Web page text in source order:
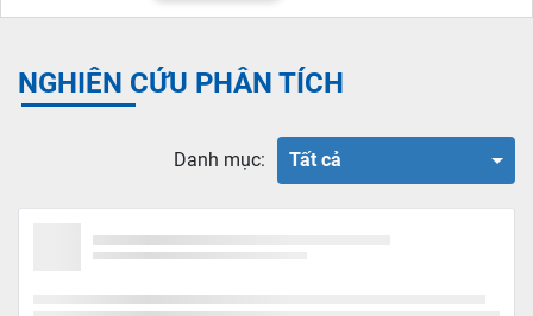
NGHIÊN CỨU PHÂN TÍCH
Danh mục: Tất cả